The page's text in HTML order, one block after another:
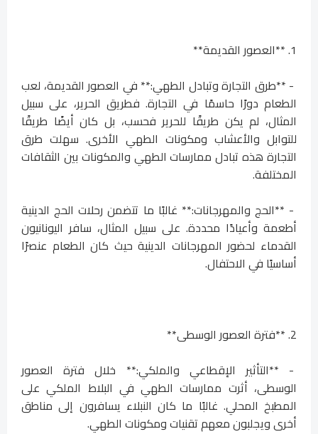
1. **العصور القديمة**
- **طرق التجارة وتبادل الطهي:** في العصور القديمة، لعب
الطعام دورًا حاسمًا في التجارة. فطريق الحرير، على سبيل
المثال، لم يكن طريقًا للحرير فحسب، بل كان أيضًا طريقًا
للتوابل والأعشاب ومكونات الطهي الأخرى. سهلت طرق
التجارة هذه تبادل ممارسات الطهي والمكونات بين الثقافات
المختلفة.
- **الحج والمهرجانات:** غالبًا ما تتضمن رحلات الحج الدينية
أطعمة وأعيادًا محددة. على سبيل المثال، سافر اليونانيون
القدماء لحضور المهرجانات الدينية حيث كان الطعام عنصرًا
أساسيًا في الاحتفال.
2. **فترة العصور الوسطى**
- **التأثير الإقطاعي والملكي:** خلال فترة العصور
الوسطى، أثرت ممارسات الطهي في البلاط الملكي على
المطبخ المحلي. غالبًا ما كان النبلاء يسافرون إلى مناطق
أخرى ويجلبون معهم تقنيات ومكونات الطهي.